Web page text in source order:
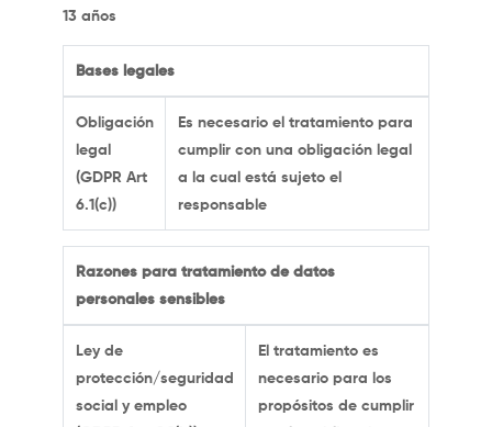
13 años
Bases legales
Obligación
legal
(GDPR Art
6.1(c))
Es necesario el tratamiento para
cumplir con una obligación legal
a la cual está sujeto el
responsable
Razones para tratamiento de datos
personales sensibles
Ley de
protección/seguridad
social y empleo
El tratamiento es
necesario para los
propósitos de cumplir